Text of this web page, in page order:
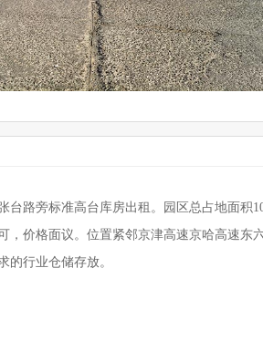
台路旁标准高台库房出租。园区总占地面积
，价格面议。位置紧邻京津高速京哈高速
家要求的行业仓储存放。